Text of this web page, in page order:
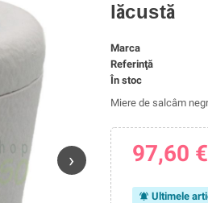
›
lăcustă
Marca
Referinţă
În stoc
Miere de salcâm
97,60 €
notifications_active Ultimele